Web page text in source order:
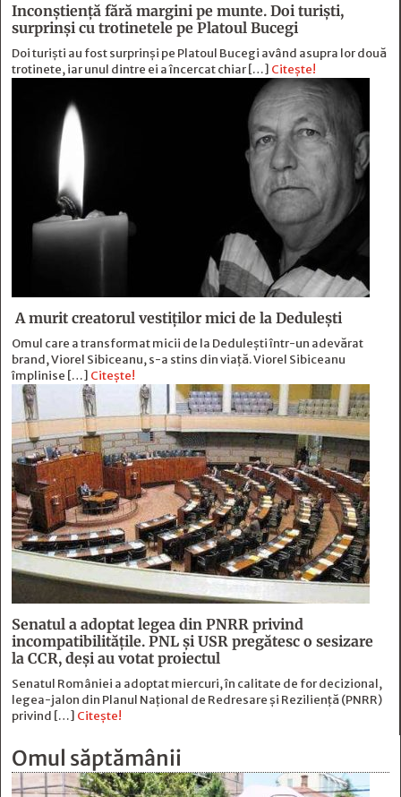
Inconștiență fără margini pe munte. Doi turiști,
surprinși cu trotinetele pe Platoul Bucegi
Doi turiști au fost surprinși pe Platoul Bucegi având asupra lor două
trotinete, iar unul dintre ei a încercat chiar […] Citește!
A murit creatorul vestiților mici de la Dedulești
Omul care a transformat micii de la Dedulești într-un adevărat
brand, Viorel Sibiceanu, s-a stins din viață. Viorel Sibiceanu
împlinise […] Citește!
Senatul a adoptat legea din PNRR privind
incompatibilitățile. PNL și USR pregătesc o sesizare
la CCR, deși au votat proiectul
Senatul României a adoptat miercuri, în calitate de for decizional,
legea-jalon din Planul Național de Redresare și Reziliență (PNRR)
privind […] Citește!
Omul săptămânii